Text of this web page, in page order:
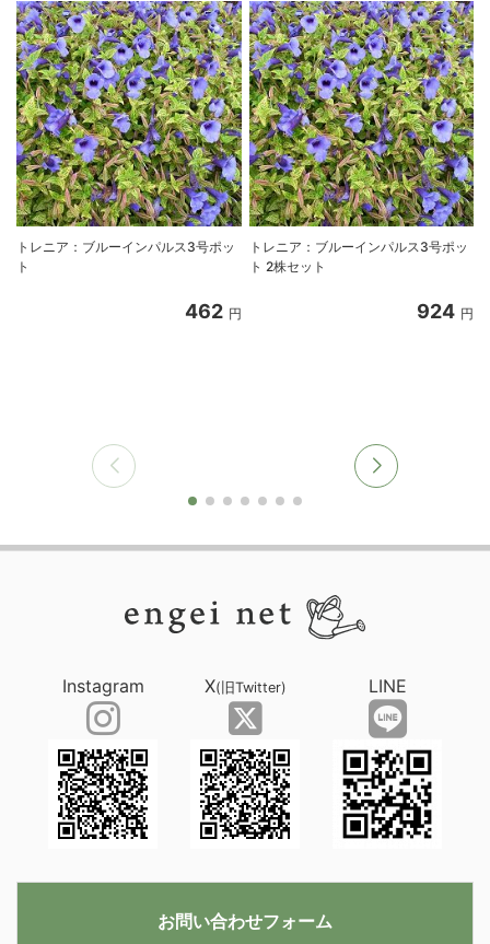
トレニア：ブルーインパルス3号ポッ
ト
462 円
トレニア：ブルーインパルス3号ポッ
ト 2株セット
924 円
Instagram X(旧Twitter) LINE
お問い合わせフォーム